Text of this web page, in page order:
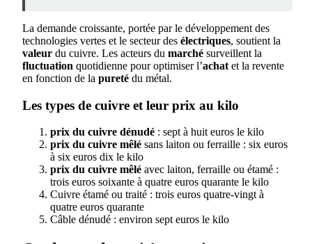
La demande croissante, portée par le développement des
technologies vertes et le secteur des électriques, soutient la
valeur du cuivre. Les acteurs du marché surveillent la
fluctuation quotidienne pour optimiser l’achat et la revente
en fonction de la pureté du métal.
Les types de cuivre et leur prix au kilo
prix du cuivre dénudé : sept à huit euros le kilo
prix du cuivre mêlé sans laiton ou ferraille : six euros
à six euros dix le kilo
prix du cuivre mêlé avec laiton, ferraille ou étamé :
trois euros soixante à quatre euros quarante le kilo
Cuivre étamé ou traité : trois euros quatre-vingt à
quatre euros quarante
Câble dénudé : environ sept euros le kilo